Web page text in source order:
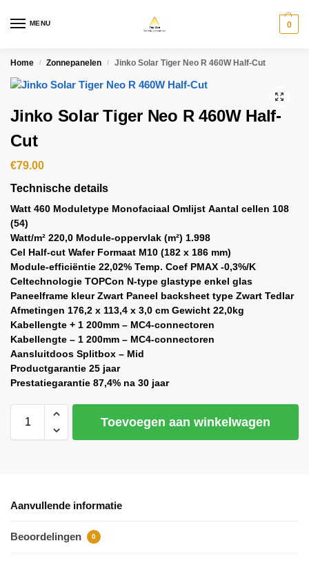
MENU 0
Home / Zonnepanelen / Jinko Solar Tiger Neo R 460W Half-Cut
Jinko Solar Tiger Neo R 460W Half-
Cut
€79.00
Technische details
Watt 460 Moduletype Monofaciaal Omlijst Aantal cellen 108
(54)
Watt/m² 220,0 Module-oppervlak (m²) 1.998
Cel Half-cut Wafer Formaat M10 (182 x 186 mm)
Module-efficiëntie 22,02% Temp. Coef PMAX -0,3%/K
Celtechnologie TOPCon N-type glastype enkel glas
Paneelframe kleurZwart Paneel backsheet type Zwart Tedlar
Afmetingen 176,2 x 113,4 x 3,0 cm Gewicht 22,0kg
Kabellengte + 1 200mm – MC4-connectoren
Kabellengte – 1 200mm – MC4-connectoren
Aansluitdoos Splitbox – Mid
Productgarantie 25 jaar
Prestatiegarantie 87,4% na 30 jaar
Toevoegen aan winkelwagen
Aanvullende informatie
Beoordelingen 0